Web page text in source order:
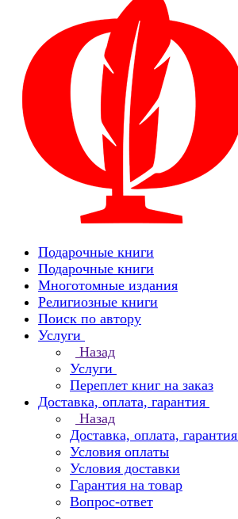
Подарочные книги
Подарочные книги
Многотомные издания
Религиозные книги
Поиск по автору
Услуги
Назад
Услуги
Переплет книг на заказ
Доставка, оплата, гарантия
Назад
Доставка, оплата, гарантия
Условия оплаты
Условия доставки
Гарантия на товар
Вопрос-ответ